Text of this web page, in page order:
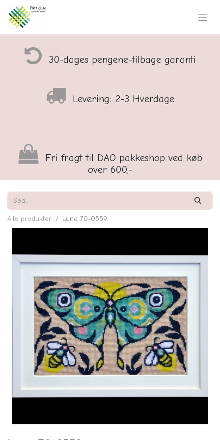
30-dages pengene-tilbage garanti
Levering: 2-3 Hverdage
Fri fragt til DAO pakkeshop ved køb
over 600,-
Alle produkter Luna 70-0559